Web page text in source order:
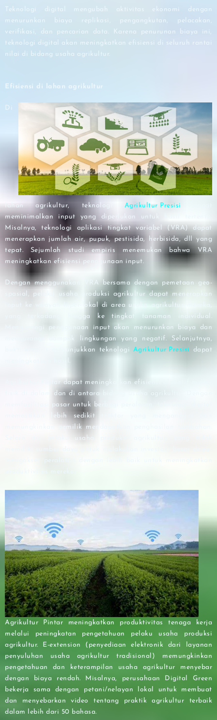
Teknologi digital mengubah aktivitas ekonomi dengan
menurunkan biaya replikasi, pengangkutan, pelacakan,
verifikasi, dan pencarian data. Karena penurunan biaya ini,
teknologi digital akan meningkatkan efisiensi di seluruh rantai
nilai di bidang usaha agrikultur.
Efisiensi di lahan agrikultur
Di
lahan agrikultur, teknologi Agrikultur Presisi
meminimalkan input yang diperlukan untuk hasil tertentu.
Misalnya, teknologi aplikasi tingkat variabel (VRA) dapat
menerapkan jumlah air, pupuk, pestisida, herbisida, dll yang
tepat. Sejumlah studi empiris menemukan bahwa VRA
meningkatkan efisiensi penggunaan input.
Dengan menggunakan VRA bersama dengan pemetaan geo-
spasial, pelaku usaha produksi agrikultur dapat menerapkan
input ke wilayah hiper-lokal di area usaha agrikultur mereka,
yang terkadang hingga ke tingkat tanaman individual.
Mengurangi penggunaan input akan menurunkan biaya dan
mengurangi dampak lingkungan yang negatif. Selanjutnya,
bukti empiris menunjukkan teknologi Agrikultur Presisi
dapat
meningkatkan hasil.
Agrikultur Pintar dapat meningkatkan efisiensi alokatif modal
fisik di dalam dan di antara bidang usaha agrikultur. Dengan
memfasilitasi pasar untuk berbagi peralatan, teknologi digital
memastikan lebih sedikit traktor yang menganggur dan
memungkinkan pemilik mendapatkan penghasilan tambahan.
Selain itu, pelaku usaha produksi agrikultur, yang tidak
Agrikultur Pintar meningkatkan produktivitas tenaga kerja
melalui peningkatan pengetahuan pelaku usaha produksi
agrikultur. E-extension (penyediaan elektronik dari layanan
penyuluhan usaha agrikultur tradisional) memungkinkan
pengetahuan dan keterampilan usaha agrikultur menyebar
dengan biaya rendah. Misalnya, perusahaan Digital Green
bekerja sama dengan petani/nelayan lokal untuk membuat
dan menyebarkan video tentang praktik agrikultur terbaik
dalam lebih dari 50 bahasa.